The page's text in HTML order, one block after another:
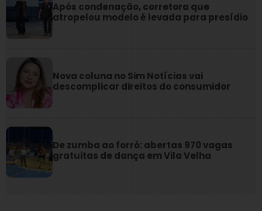
Após condenação, corretora que
atropelou modelo é levada para presídio
Nova coluna no Sim Notícias vai
descomplicar direitos do consumidor
De zumba ao forró: abertas 970 vagas
gratuitas de dança em Vila Velha